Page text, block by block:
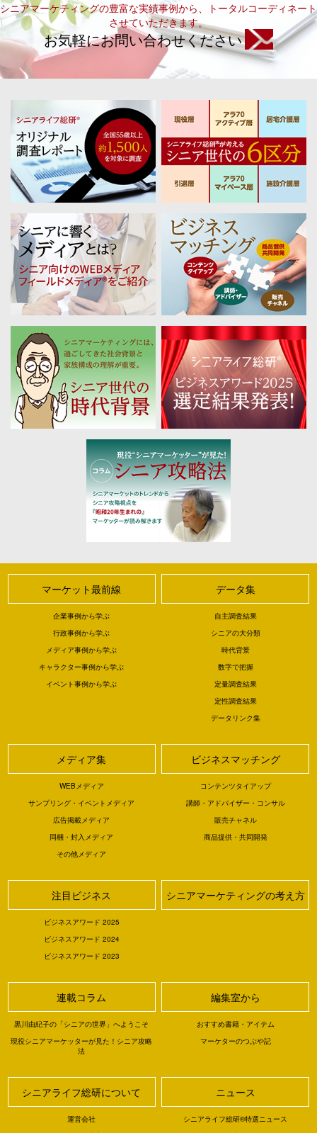
シニアマーケティングの豊富な実績事例から、トータルコーディネート
させていただきます。
お気軽にお問い合わせください
マーケット最前線
企業事例から学ぶ
行政事例から学ぶ
メディア事例から学ぶ
キャラクター事例から学ぶ
イベント事例から学ぶ
データ集
自主調査結果
シニアの大分類
時代背景
数字で把握
定量調査結果
定性調査結果
データリンク集
メディア集
WEBメディア
サンプリング・イベントメディア
広告掲載メディア
同梱・封入メディア
その他メディア
ビジネスマッチング
コンテンツタイアップ
講師・アドバイザー・コンサル
販売チャネル
商品提供・共同開発
注目ビジネス
ビジネスアワード 2025
ビジネスアワード 2024
ビジネスアワード 2023
シニアマーケティングの考え方
連載コラム
黒川由紀子の「シニアの世界」へようこそ
現役シニアマーケッターが見た！シニア攻略
法
編集室から
おすすめ書籍・アイテム
マーケターのつぶや記
シニアライフ総研について
運営会社
ニュース
シニアライフ総研®特選ニュース